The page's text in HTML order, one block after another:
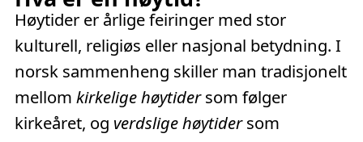
Høytider er årlige feiringer med stor
kulturell, religiøs eller nasjonal betydning. I
norsk sammenheng skiller man tradisjonelt
mellom kirkelige høytidersom følger
kirkeåret, og verdslige høytidersom